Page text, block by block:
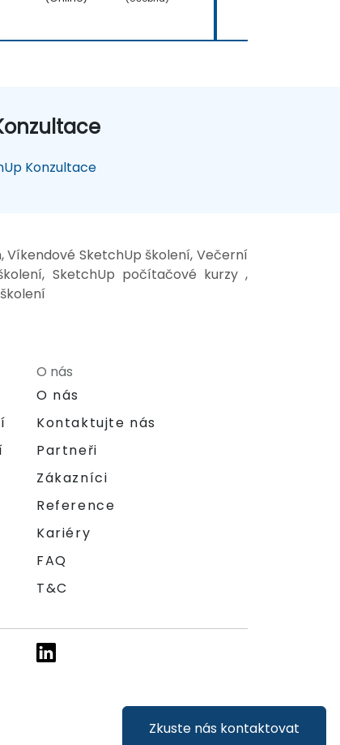
Zkuste nás kontaktovat
Konzultace
SketchUp školení, Večerní
SketchUp počítačové kurzy ,
O nás
O nás
Kontaktujte nás
Partneři
Zákazníci
Reference
Kariéry
FAQ
T&C